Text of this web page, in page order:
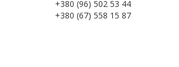
+380 (96) 502 53 44
+380 (67) 558 15 87